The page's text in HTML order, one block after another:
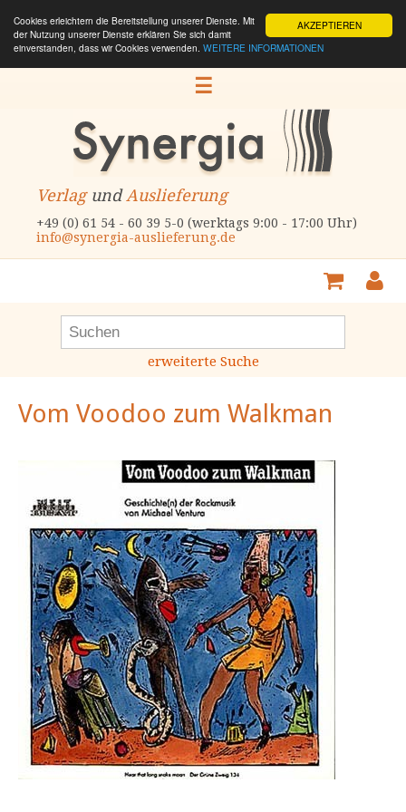
AKZEPTIEREN
Cookies erleichtern die Bereitstellung unserer Dienste. Mit
der Nutzung unserer Dienste erklären Sie sich damit
einverstanden, dass wir Cookies verwenden. WEITERE INFORMATIONEN
☰
VerlagundAuslieferung
+49 (0) 61 54 - 60 39 5-0 (werktags 9:00 - 17:00 Uhr)
info@synergia-auslieferung.de
erweiterte Suche
Vom Voodoo zum Walkman